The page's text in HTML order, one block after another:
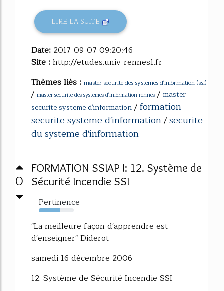
LIRE LA SUITE
Date: 2017-09-07 09:20:46
Site :http://etudes.univ-rennes1.fr
Thèmes liés : master securite des systemes d'information (ssi)
/ master securite des systemes d'information rennes / master
securite systeme d'information/formation
securite systeme d'information/securite
du systeme d'information
0
FORMATION SSIAP I: 12. Système de
Sécurité Incendie SSI
Pertinence
62%
"La meilleure façon d'apprendre est
d'enseigner" Diderot
samedi 16 décembre 2006
12. Système de Sécurité Incendie SSI